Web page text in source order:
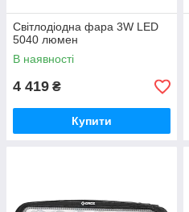
Світлодіодна фара 3W LED
5040 люмен
В наявності
4 419 ₴
Купити